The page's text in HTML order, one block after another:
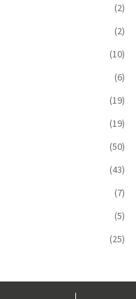
(2)
(2)
(10)
(6)
(19)
(19)
(50)
(43)
(7)
(5)
(25)